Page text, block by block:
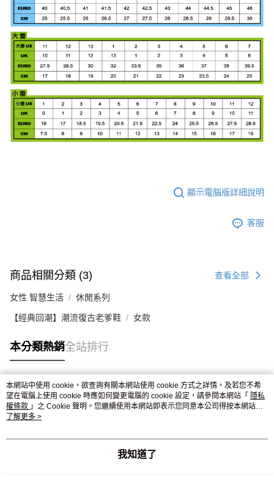
顯示電腦版詳細說明
客服
商品相關分類 (3) 查看全部
女性 智慧生活 休閒系列
【經典回潮】潮流復古老爹鞋 女款
本分類熱銷全站排行
熱門標籤
本網站中使用 cookie，欲查詢有關本網站使用 cookie 方式之詳情，及若您不希
望在電腦上使用 cookie 時應如何變更電腦的 cookie 設定，請參閱本網站「 隱私
權條款 」之 Cookie 聲明。您繼續使用本網站即表示您同意本公司得按本網站使
用條款之 Cookie 聲明使用 cookie。
了解更多 >
我知道了